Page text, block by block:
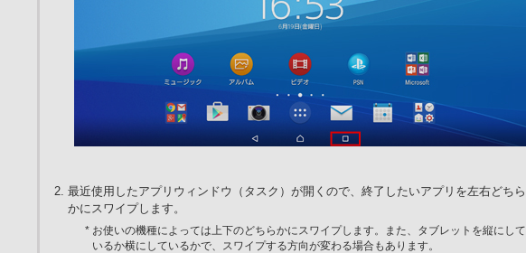
最近使用したアプリウィンドウ（タスク）が開くので、終了したいアプリを左右どちら
かにスワイプします。
* お使いの機種によっては上下のどちらかにスワイプします。また、タブレットを縦にして
いるか横にしているかで、スワイプする方向が変わる場合もあります。